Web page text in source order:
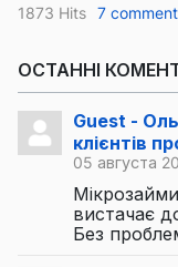
1873 Hits 7
ОСТАННІ
Guest -
клієнтів
05 августа
вистачає
Без